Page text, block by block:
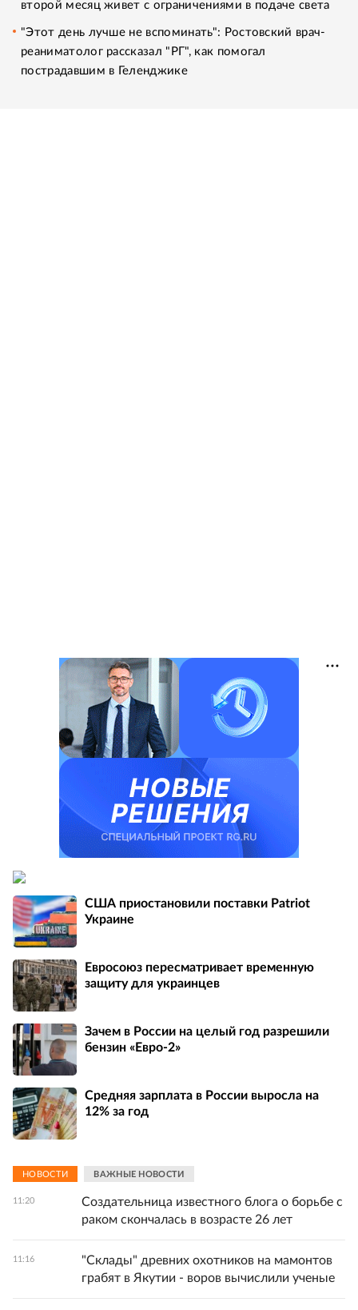
второй месяц живет с ограничениями в подаче света
"Этот день лучше не вспоминать": Ростовский врач-
реаниматолог рассказал "РГ", как помогал
пострадавшим в Геленджике
США приостановили поставки Patriot
Украине
Евросоюз пересматривает временную
защиту для украинцев
Зачем в России на целый год разрешили
бензин «Евро-2»
Средняя зарплата в России выросла на
12% за год
НОВОСТИ ВАЖНЫЕ НОВОСТИ
11:20
Создательница известного блога о борьбе с
раком скончалась в возрасте 26 лет
11:16
"Склады" древних охотников на мамонтов
грабят в Якутии - воров вычислили ученые